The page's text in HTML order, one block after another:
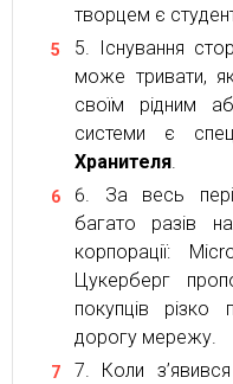
творцем є
Існування
може тривати,
своїм рідним
системи є
Хранителя.
За весь
багато разів
корпорації:
Цукерберг
покупців різко
дорогу мережу.
Коли